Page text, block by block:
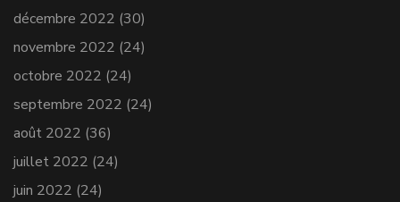
décembre 2022 (30)
novembre 2022 (24)
octobre 2022 (24)
septembre 2022 (24)
août 2022 (36)
juillet 2022 (24)
juin 2022 (24)